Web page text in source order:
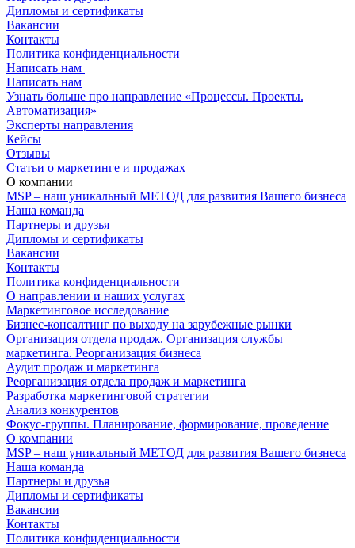
Дипломы и сертификаты
Вакансии
Контакты
Политика конфиденциальности
Написать нам
Написать нам
Узнать больше про направление «Процессы. Проекты.
Автоматизация»
Эксперты направления
Кейсы
Отзывы
Статьи о маркетинге и продажах
О компании
MSP – наш уникальный МЕТОД для развития Вашего бизнеса
Наша команда
Партнеры и друзья
Дипломы и сертификаты
Вакансии
Контакты
Политика конфиденциальности
О направлении и наших услугах
Маркетинговое исследование
Бизнес-консалтинг по выходу на зарубежные рынки
Организация отдела продаж. Организация службы
маркетинга. Реорганизация бизнеса
Аудит продаж и маркетинга
Реорганизация отдела продаж и маркетинга
Разработка маркетинговой стратегии
Анализ конкурентов
Фокус-группы. Планирование, формирование, проведение
О компании
MSP – наш уникальный МЕТОД для развития Вашего бизнеса
Наша команда
Партнеры и друзья
Дипломы и сертификаты
Вакансии
Контакты
Политика конфиденциальности